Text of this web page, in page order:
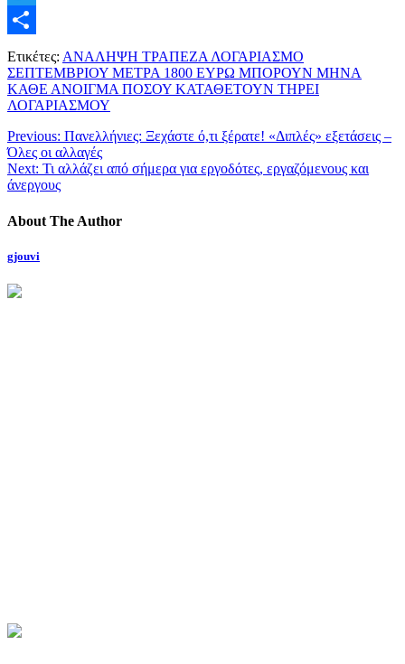
Twitter
Μοιραστείτε
Ετικέτες: ΑΝΑΛΗΨΗ ΤΡΑΠΕΖΑ ΛΟΓΑΡΙΑΣΜΟ
ΣΕΠΤΕΜΒΡΙΟΥ ΜΕΤΡΑ 1800 ΕΥΡΩ ΜΠΟΡΟΥΝ ΜΗΝΑ
ΚΑΘΕ ΑΝΟΙΓΜΑ ΠΟΣΟΥ ΚΑΤΑΘΕΤΟΥΝ ΤΗΡΕΙ
ΛΟΓΑΡΙΑΣΜΟΥ
Previous: Πανελλήνιες: Ξεχάστε ό,τι ξέρατε! «Διπλές» εξετάσεις –
Όλες οι αλλαγές
Next: Τι αλλάζει από σήμερα για εργοδότες, εργαζόμενους και
άνεργους
About The Author
gjouvi